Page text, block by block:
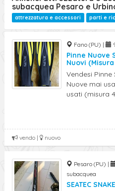
subacquea Pesaro e
attrezzatura e accessori parti e
Fano (PU) |
Pinne Nuove
Nuovi
Vendesi Pinne
Nuove mai
usati (misura
vendo | nuovo
Pesaro (PU) |
subacquea
SEATEC